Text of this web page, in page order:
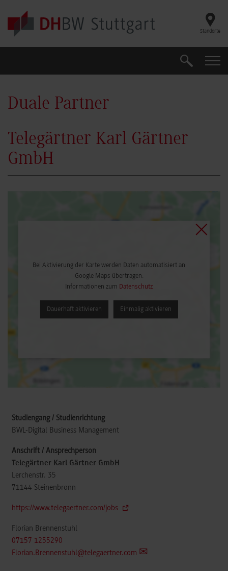
Skip to main content
Standorte
Suche
Duale Partner
Telegärtner Karl Gärtner
GmbH
Bei Aktivierung der Karte werden Daten automatisiert an
Google Maps übertragen.
Informationen zum Datenschutz
Dauerhaft aktivieren Einmalig aktivieren
BWL-Digital Business Management
Telegärtner Karl Gärtner GmbH
Lerchenstr. 35
71144 Steinenbronn
https://www.telegaertner.com/jobs
Florian Brennenstuhl
07157 1255290
Florian.Brennenstuhl@telegaertner.com